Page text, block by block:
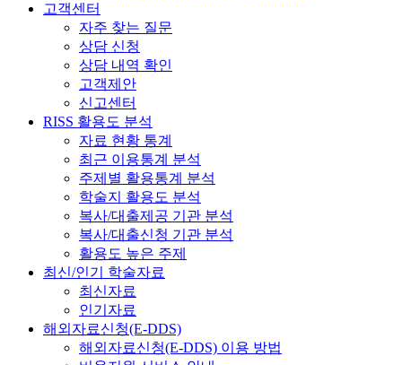
고객센터
자주 찾는 질문
상담 신청
상담 내역 확인
고객제안
신고센터
RISS 활용도 분석
자료 현황 통계
최근 이용통계 분석
주제별 활용통계 분석
학술지 활용도 분석
복사/대출제공 기관 분석
복사/대출신청 기관 분석
활용도 높은 주제
최신/인기 학술자료
최신자료
인기자료
해외자료신청(E-DDS)
해외자료신청(E-DDS) 이용 방법